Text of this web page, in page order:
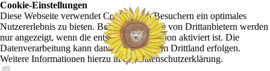
Cookie-Einstellungen
Diese Webseite verwendet Cookies, um Besuchern ein optimales
Nutzererlebnis zu bieten. Bestimmte Inhalte von Drittanbietern werden
nur angezeigt, wenn die entsprechende Option aktiviert ist. Die
Datenverarbeitung kann dann auch in einem Drittland erfolgen.
Weitere Informationen hierzu in der Datenschutzerklärung.